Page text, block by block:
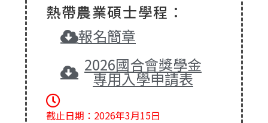
熱帶農業碩士學程：
報名簡章
2026國合會獎學金
專用入學申請表
截止日期：2026年3月15日